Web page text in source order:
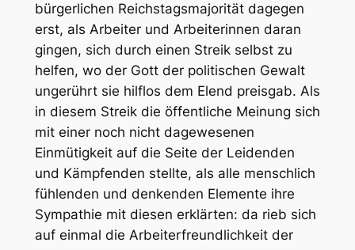
bürgerlichen Reichstagsmajorität dagegen
erst, als Arbeiter und Arbeiterinnen daran
gingen, sich durch einen Streik selbst zu
helfen, wo der Gott der politischen Gewalt
ungerührt sie hilflos dem Elend preisgab. Als
in diesem Streik die öffentliche Meinung sich
mit einer noch nicht dagewesenen
Einmütigkeit auf die Seite der Leidenden
und Kämpfenden stellte, als alle menschlich
fühlenden und denkenden Elemente ihre
Sympathie mit diesen erklärten: da rieb sich
auf einmal die Arbeiterfreundlichkeit der